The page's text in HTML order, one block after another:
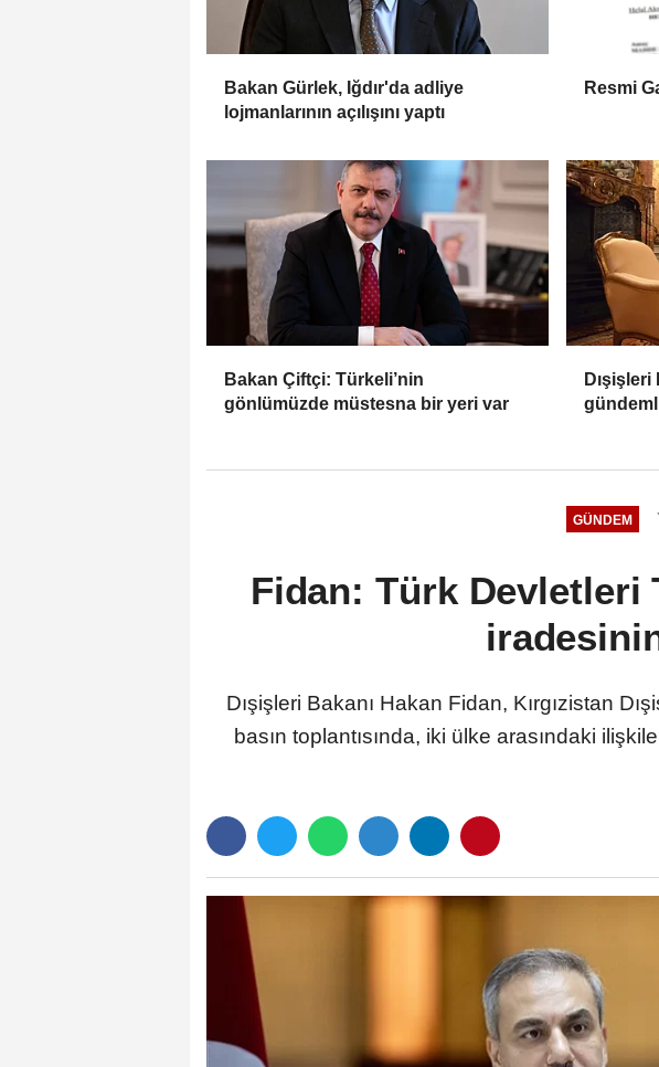
Bakan Gürlek, Iğdır'da adliye
lojmanlarının açılışını yaptı
Resmi
Bakan Çiftçi: Türkeli’nin
gönlümüzde müstesna bir yeri var
Dışişleri
GÜNDEM
Fidan: Türk Devletleri
Dışişleri Bakanı Hakan Fidan, Kırgızistan
basın toplantısında, iki ülke arasındaki